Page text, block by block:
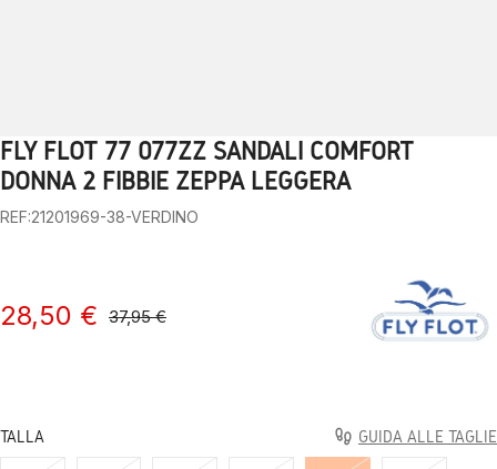
1 2 3 4 5 6 7 8 9
FLY FLOT 77 077ZZ SANDALI COMFORT
DONNA 2 FIBBIE ZEPPA LEGGERA
REF:21201969-38-VERDINO
28,50 € 37,95 €
TALLA GUIDA ALLE TAGLIE